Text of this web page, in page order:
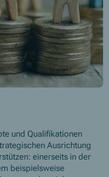
und Qualifikationen
Ausrichtung
einerseits in der
beispielsweise